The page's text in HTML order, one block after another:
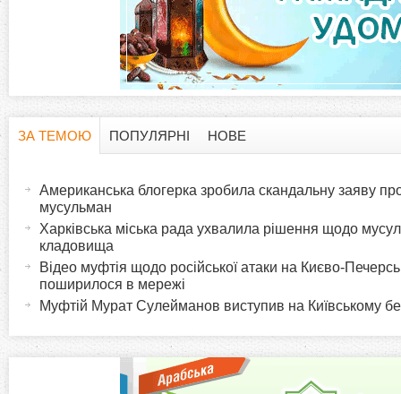
z
ЗА ТЕМОЮ
в
к
ПОПУЛЯРНІ НОВЕ
Американська блогерка зробила скандальну заяву
мусульман
Харківська міська рада ухвалила рішення щодо
кладовища
Відео муфтія щодо російської атаки на Києво-
поширилося в мережі
Муфтій Мурат Сулейманов виступив на Київському